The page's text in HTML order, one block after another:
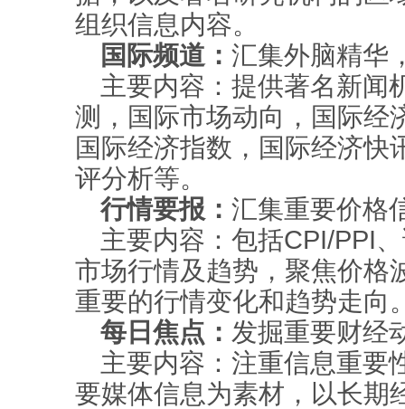
组织信息内容。
国际频道： 汇集外脑精华
主要内容：提供著名新闻
测，国际市场动向，国际经
国际经济指数，国际经济快
评分析等。
行情要报： 汇集重要价格
主要内容：包括CPI/PPI
市场行情及趋势，聚焦价格
重要的行情变化和趋势走向
每日焦点： 发掘重要财经
主要内容：注重信息重要
要媒体信息为素材，以长期